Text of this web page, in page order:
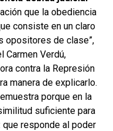
que la obediencia
consiste en un claro
opositores de clase”,
Carmen Verdú,
contra la Represión
manera de explicarlo.
porque en la
suficiente para
que responde al poder